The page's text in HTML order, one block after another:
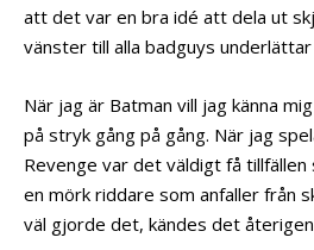
att det var en bra idé att dela ut
vänster till alla badguys
När jag är Batman vill jag känna
på stryk gång på gång. När jag
Revenge var det väldigt få tillfällen
en mörk riddare som anfaller från
väl gjorde det, kändes det